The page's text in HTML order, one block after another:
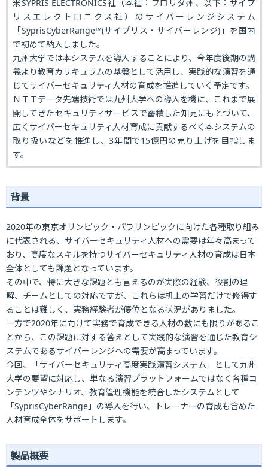
米SYPRIS ELECTRONICS社（本社：フロリダ州、以下：サイプ
リスエレクトロニクス社）のサイバーレンジシステム
「SyprisCyberRange™(サイプリス・サイバーレンジ)」を国内
で初めて納入しました。
九州大学では本システムを導入することにより、今年度後期の講
義より教育カリキュラムの基盤として活用し、実践的な演習を通
じてサイバーセキュリティ人材の育成を推進していく予定です。
ＮＴＴデータ先端技術では九州大学への導入を機に、これまで展
開してきたセキュリティサービスで蓄積した知見にもとづいて、
広くサイバーセキュリティ人材育成に貢献するべく本システムの
取り扱いなどを推進し、3年間で15億円の売り上げを目指しま
す。
背景
2020年の東京オリンピック・パラリンピックに向けた各種取り組み
に代表される、サイバーセキュリティ人材への需要は年々高まって
おり、高度なスキルを持つサイバーセキュリティ人材の育成は日本
全体としても課題となっています。
その中で、特に大きな課題とも言えるのが実際の経験、役割の理
解、チームとしての対応ですが、これらは机上の学習だけで修得す
ることは難しく、実務経験者が優位となる状況がありました。
一方で2020年に向けて実務で育成できる人材の数にも限りがあるこ
とから、この課題に対する答えとして実践的な演習を通じた教育シ
ステムであるサイバーレンジへの需要が高まっています。
今回、「サイバーセキュリティ高度実践演習システム」として九州
大学の要望に対応し、単なる演習プラットフォームではなく各種コ
ンテンツやシナリオ、教育管理機能を統合したシステムとして
「SyprisCyberRange」の導入を行い、トレーナーの育成も含めた
人材育成全体をサポートします。
製品概要